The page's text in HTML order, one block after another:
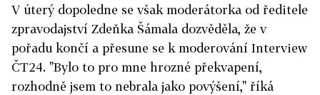
V úterý dopoledne se však moderátorka od ředitele
zpravodajství Zdeňka Šámala dozvěděla, že v
pořadu končí a přesune se k moderování Interview
ČT24. "Bylo to pro mne hrozné překvapení,
rozhodně jsem to nebrala jako povýšení," říká